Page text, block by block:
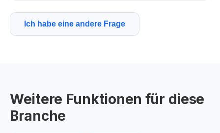
Ich habe eine andere Frage
Weitere Funktionen für diese
Branche